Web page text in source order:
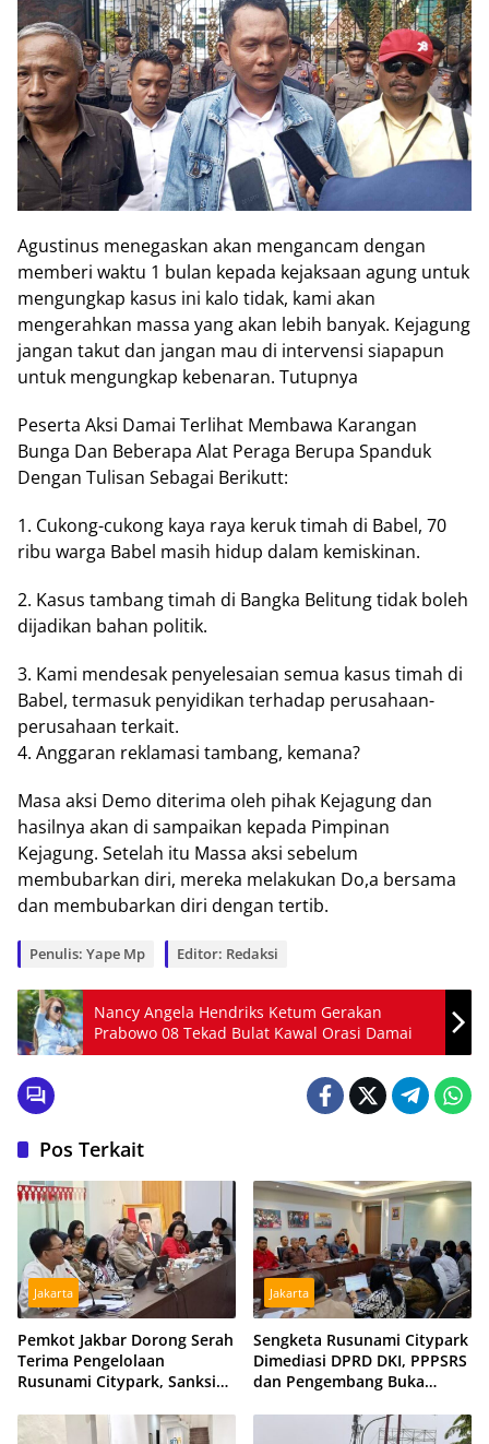
Agustinus menegaskan akan mengancam dengan
memberi waktu 1 bulan kepada kejaksaan agung untuk
mengungkap kasus ini kalo tidak, kami akan
mengerahkan massa yang akan lebih banyak. Kejagung
jangan takut dan jangan mau di intervensi siapapun
untuk mengungkap kebenaran. Tutupnya
Peserta Aksi Damai Terlihat Membawa Karangan
Bunga Dan Beberapa Alat Peraga Berupa Spanduk
Dengan Tulisan Sebagai Berikutt:
1. Cukong-cukong kaya raya keruk timah di Babel, 70
ribu warga Babel masih hidup dalam kemiskinan.
2. Kasus tambang timah di Bangka Belitung tidak boleh
dijadikan bahan politik.
3. Kami mendesak penyelesaian semua kasus timah di
Babel, termasuk penyidikan terhadap perusahaan-
perusahaan terkait.
4. Anggaran reklamasi tambang, kemana?
Masa aksi Demo diterima oleh pihak Kejagung dan
hasilnya akan di sampaikan kepada Pimpinan
Kejagung. Setelah itu Massa aksi sebelum
membubarkan diri, mereka melakukan Do,a bersama
dan membubarkan diri dengan tertib.
Penulis: Yape Mp Editor: Redaksi
Nancy Angela Hendriks Ketum Gerakan
Prabowo 08 Tekad Bulat Kawal Orasi Damai
Pos Terkait
Jakarta
Pemkot Jakbar Dorong Serah
Terima Pengelolaan
Rusunami Citypark, Sanksi
Berlarut
Jakarta
Sengketa Rusunami Citypark
Dimediasi DPRD DKI, PPPSRS
dan Pengembang Buka